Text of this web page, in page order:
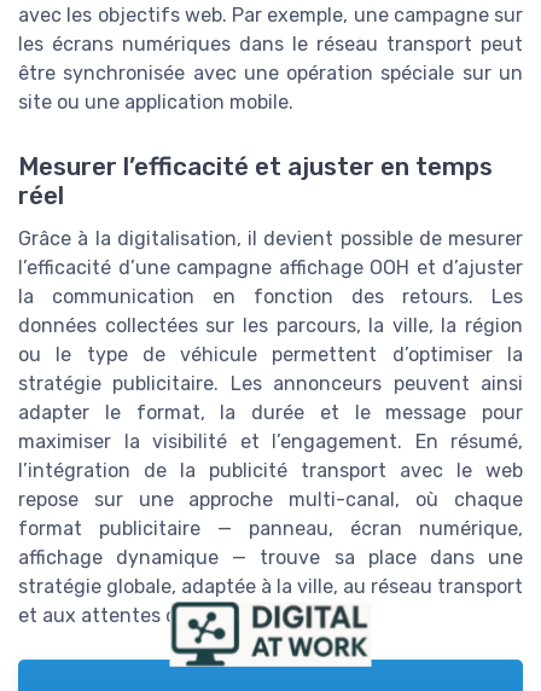
avec les objectifs web. Par exemple, une campagne sur
les écrans numériques dans le réseau transport peut
être synchronisée avec une opération spéciale sur un
site ou une application mobile.
Mesurer l’efficacité et ajuster en temps
réel
Grâce à la digitalisation, il devient possible de mesurer
l’efficacité d’une campagne affichage OOH et d’ajuster
la communication en fonction des retours. Les
données collectées sur les parcours, la ville, la région
ou le type de véhicule permettent d’optimiser la
stratégie publicitaire. Les annonceurs peuvent ainsi
adapter le format, la durée et le message pour
maximiser la visibilité et l’engagement. En résumé,
l’intégration de la publicité transport avec le web
repose sur une approche multi-canal, où chaque
format publicitaire — panneau, écran numérique,
affichage dynamique — trouve sa place dans une
stratégie globale, adaptée à la ville, au réseau transport
et aux attentes des publics urbains.